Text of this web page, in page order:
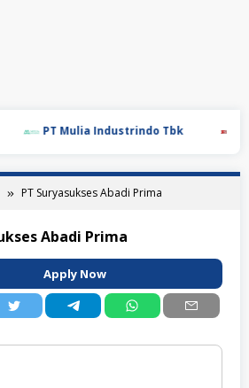
PT Mulia Industrindo Tbk PT
PT Suryasukses Abadi Prima
Abadi Prima
Apply Now